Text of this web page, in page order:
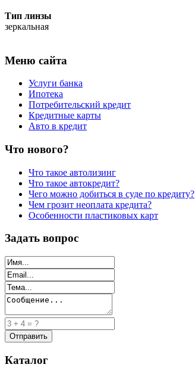
Тип линзы
зеркальная
Меню сайта
Услуги банка
Ипотека
Потребительский кредит
Кредитные карты
Авто в кредит
Что нового?
Что такое автолизинг
Что такое автокредит?
Чего можно добиться в суде по кредиту?
Чем грозит неоплата кредита?
Особенности пластиковых карт
Задать вопрос
Каталог